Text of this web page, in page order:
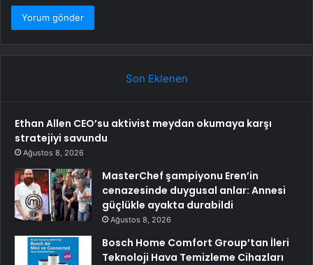
Son Eklenen
Ethan Allen CEO’su aktivist meydan okumaya karşı
stratejiyi savundu
Ağustos 8, 2026
MasterChef şampiyonu Eren’in
cenazesinde duygusal anlar: Annesi
güçlükle ayakta durabildi
Ağustos 8, 2026
Bosch Home Comfort Group’tan İleri
Teknoloji Hava Temizleme Cihazları